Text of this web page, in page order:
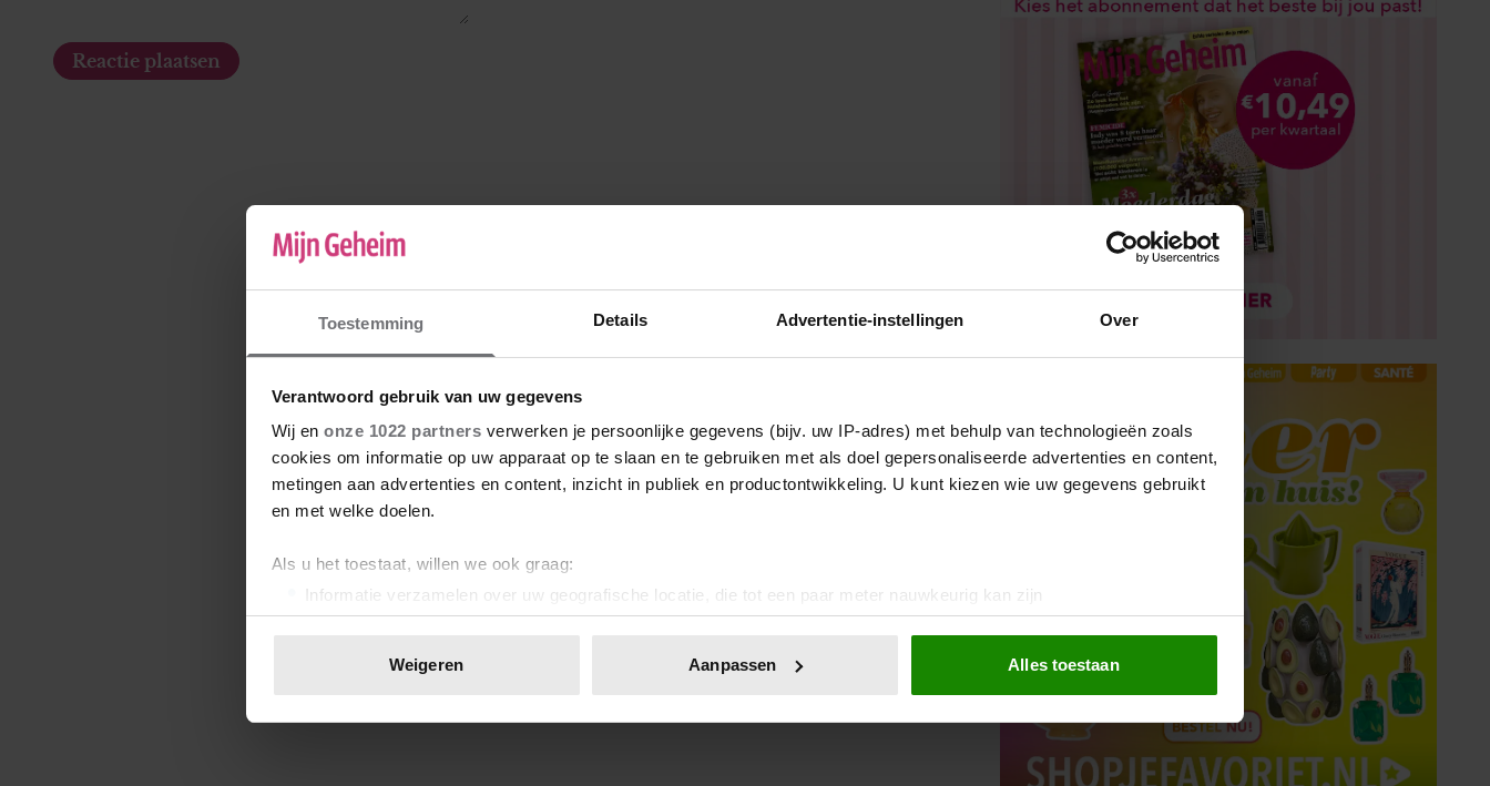
Toestemming Details Advertentie-instellingen Over
Verantwoord gebruik van uw gegevens
Wij en onze 1022 partners verwerken je persoonlijke gegevens (bijv. uw IP-adres) met behulp van technologieën zoals
cookies om informatie op uw apparaat op te slaan en te gebruiken met als doel gepersonaliseerde advertenties en content,
metingen aan advertenties en content, inzicht in publiek en productontwikkeling. U kunt kiezen wie uw gegevens gebruikt
en met welke doelen.
Als u het toestaat, willen we ook graag:
Informatie verzamelen over uw geografische locatie, die tot een paar meter nauwkeurig kan zijn
Uw apparaat identificeren door het actief te scannen op specifieke eigenschappen (fingerprinting)
toestemming op elk moment wijzigen of intrekken in de Cookieverklaring.
We gebruiken cookies om content en advertenties te personaliseren, om functies voor social media te bieden en om ons
websiteverkeer te analyseren. Ook delen we informatie over uw gebruik van onze site met onze partners voor social
Weigeren Aanpassen Alles toestaan